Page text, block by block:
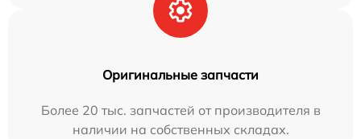
Оригинальные запчасти
Более 20 тыс. запчастей от производителя в
наличии на собственных складах.